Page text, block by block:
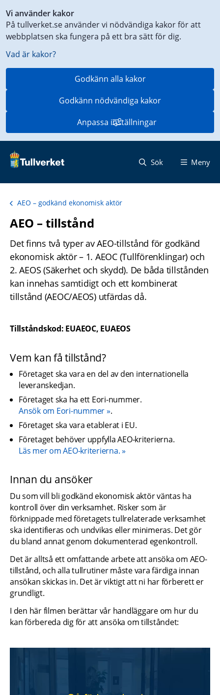
Vi använder kakor
På tullverket.se använder vi nödvändiga kakor för att
webbplatsen ska fungera på ett bra sätt för dig.
Vad är kakor?
Godkänn alla kakor
Godkänn nödvändiga kakor
Anpassa inställningar
till
innehåll
på
aktuell
Sök Meny
AEO – godkänd ekonomisk aktör
AEO – tillstånd
Det finns två typer av AEO-tillstånd för godkänd
ekonomisk aktör – 1. AEOC (Tullförenklingar) och
2. AEOS (Säkerhet och skydd). De båda tillstånden
kan innehas samtidigt och ett kombinerat
tillstånd (AEOC/AEOS) utfärdas då.
Tillståndskod: EUAEOC, EUAEOS
Vem kan få tillstånd?
Företaget ska vara en del av den internationella
leveranskedjan.
Företaget ska ha ett Eori-nummer.
Ansök om Eori-nummer .
Företaget ska vara etablerat i EU.
Företaget behöver uppfylla AEO-kriterierna.
Läs mer om AEO-kriterierna.
Innan du ansöker
Du som vill bli godkänd ekonomisk aktör väntas ha
kontroll över din verksamhet. Risker som är
förknippade med företagets tullrelaterade verksamhet
ska identifieras och undvikas eller minimeras. Det gör
du bland annat genom dokumenterad egenkontroll.
Det är alltså ett omfattande arbete att ansöka om AEO-
tillstånd, och alla tullrutiner måste vara färdiga innan
ansökan skickas in. Det är viktigt att ni har förberett er
grundligt.
I den här filmen berättar vår handläggare om hur du
kan förbereda dig för att ansöka om tillståndet: